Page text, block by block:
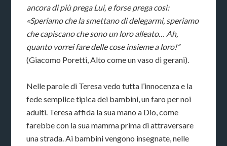
ancora di più prega Lui, e forse prega così:
«Speriamo che la smettano di delegarmi, speriamo
che capiscano che sono un loro alleato… Ah,
quanto vorrei fare delle cose insieme a loro!”
(Giacomo Poretti, Alto come un vaso di gerani).
Nelle parole di Teresa vedo tutta l’innocenza e la
fede semplice tipica dei bambini, un faro per noi
adulti. Teresa affida la sua mano a Dio, come
farebbe con la sua mamma prima di attraversare
una strada. Ai bambini vengono insegnate, nelle